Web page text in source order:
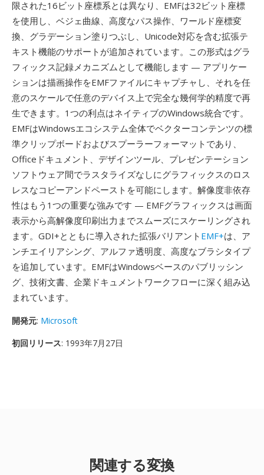
限された16ビット座標系とは異なり、EMFは32ビット座標
を使用し、ベジェ曲線、高度なパス操作、ワールド座標変
換、グラデーション塗りつぶし、Unicode対応を含む拡張テ
キスト機能のサポートが追加されています。この形式はグラ
フィックス記録メカニズムとして機能します — アプリケー
ションは描画操作をEMFファイルにキャプチャし、それを任
意のスケールで任意のデバイス上で完全な幾何学的精度で再
生できます。1つの利点はネイティブのWindows統合です。
EMFはWindowsエコシステム全体でベクターコンテンツの標
準クリップボードおよびスプーラーフォーマットであり、
Officeドキュメント、デザインツール、プレゼンテーション
ソフトウェア間でラスタライズなしにグラフィックスのロス
レスなコピーアンドペーストを可能にします。解像度非依存
性はもう1つの重要な強みです — EMFグラフィックスは画面
表示から高解像度印刷出力までスムーズにスケーリングされ
ます。GDI+とともに導入された拡張バリアント EMF+は、ア
ンチエイリアシング、アルファ透明度、高度なブラシタイプ
を追加しています。EMFはWindowsベースのパブリッシン
グ、技術文書、企業ドキュメントワークフローに深く組み込
まれています。
開発元: Microsoft
初回リリース: 1993年7月27日
関連する変換